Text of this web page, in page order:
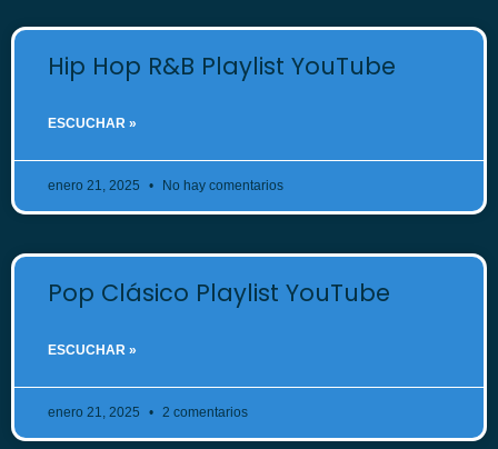
Hip Hop R&B Playlist YouTube
ESCUCHAR »
enero 21, 2025 No hay comentarios
Pop Clásico Playlist YouTube
ESCUCHAR »
enero 21, 2025 2 comentarios